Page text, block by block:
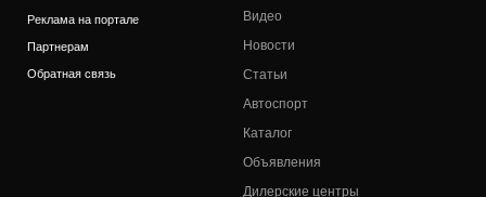
Реклама на портале
Партнерам
Обратная связь
Видео
Новости
Статьи
Автоспорт
Каталог
Объявления
Дилерские центры